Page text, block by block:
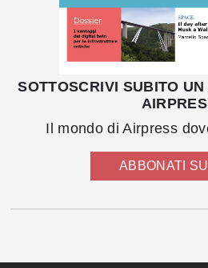
SOTTOSCRIVI SUBITO
Il mondo di Airpress
ABBONATI